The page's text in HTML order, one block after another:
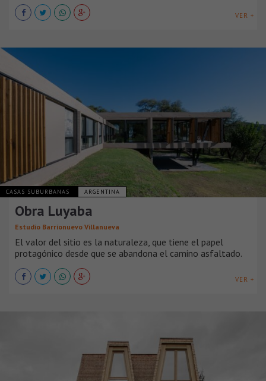
VER +
CASAS SUBURBANAS ARGENTINA
Obra Luyaba
Estudio Barrionuevo Villanueva
El valor del sitio es la naturaleza, que tiene el papel
protagónico desde que se abandona el camino asfaltado.
VER +